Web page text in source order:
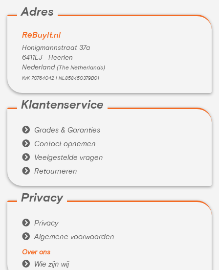
Adres
ReBuyIt.nl
Honigmannstraat 37a
6411LJ Heerlen
Nederland (The Netherlands)
KvK 70764042 | NL858450379B01
Klantenservice
 Grades & Garanties
 Contact opnemen
 Veelgestelde vragen
 Retourneren
Privacy
 Privacy
 Algemene voorwaarden
Over ons
 Wie zijn wij